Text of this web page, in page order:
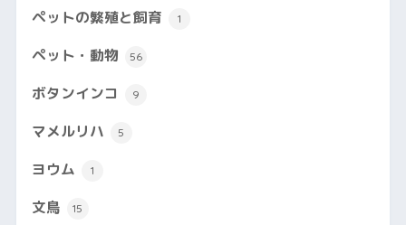
ペットの繁殖と飼育 1
ペット・動物 56
ボタンインコ 9
マメルリハ 5
ヨウム 1
文鳥 15